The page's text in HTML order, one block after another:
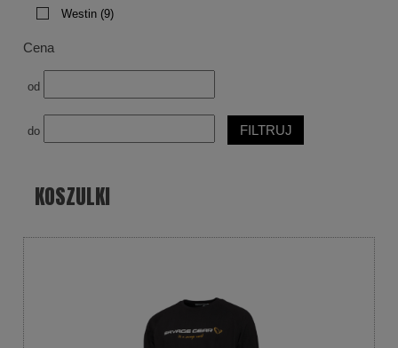
Westin (9)
Cena
od
do FILTRUJ
KOSZULKI